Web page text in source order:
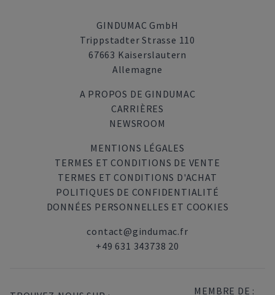
GINDUMAC GmbH
Trippstadter Strasse 110
67663 Kaiserslautern
Allemagne
A PROPOS DE GINDUMAC
CARRIÈRES
NEWSROOM
MENTIONS LÉGALES
TERMES ET CONDITIONS DE VENTE
TERMES ET CONDITIONS D'ACHAT
POLITIQUES DE CONFIDENTIALITÉ
DONNÉES PERSONNELLES ET COOKIES
contact@gindumac.fr
+49 631 343738 20
MEMBRE DE :